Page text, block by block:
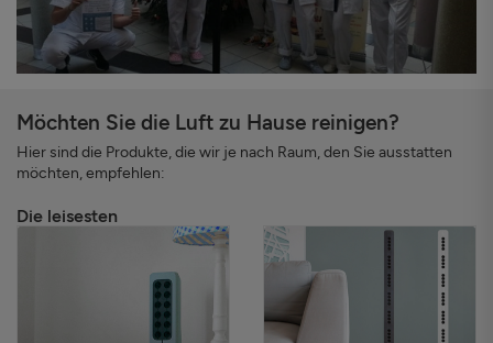
Möchten Sie die Luft zu Hause reinigen?
Hier sind die Produkte, die wir je nach Raum, den Sie ausstatten
möchten, empfehlen:
Die leisesten